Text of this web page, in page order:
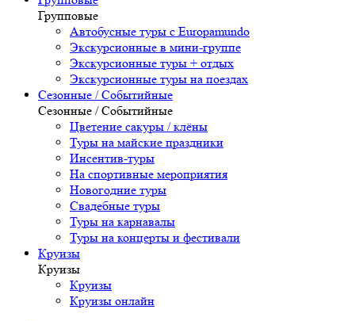
Групповые
Автобусные туры с Europamundo
Экскурсионные в мини-группе
Экскурсионные туры + отдых
Экскурсионные туры на поездах
Сезонные / Событийные
Сезонные / Событийные
Цветение сакуры / клёны
Туры на майские праздники
Инсентив-туры
На спортивные мероприятия
Новогодние туры
Свадебные туры
Туры на карнавалы
Туры на концерты и фестивали
Круизы
Круизы
Круизы
Круизы онлайн